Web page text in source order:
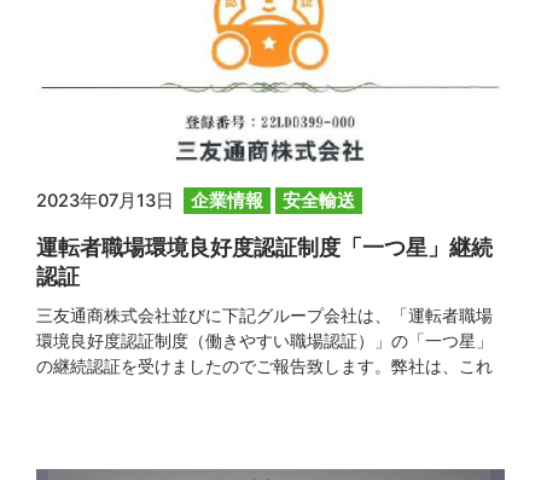
2023年07月13日 企業情報 安全輸送
運転者職場環境良好度認証制度「一つ星」継続
認証
三友通商株式会社並びに下記グループ会社は、「運転者職場
環境良好度認証制度（働きやすい職場認証）」の「一つ星」
の継続認証を受けましたのでご報告致します。弊社は、これ
～対象会社～ 三友通商株式会社 株式